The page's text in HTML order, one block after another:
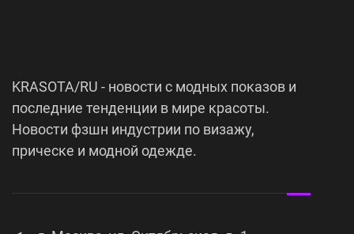
KRASOTA/RU - новости с модных показов и
последние тенденции в мире красоты.
Новости фзшн индустрии по визажу,
прическе и модной одежде.